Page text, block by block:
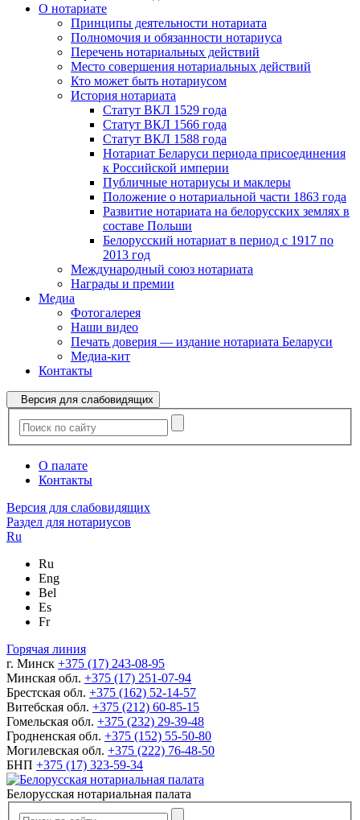
О нотариате
Принципы деятельности нотариата
Полномочия и обязанности нотариуса
Перечень нотариальных действий
Место совершения нотариальных действий
Кто может быть нотариусом
История нотариата
Статут ВКЛ 1529 года
Статут ВКЛ 1566 года
Статут ВКЛ 1588 года
Нотариат Беларуси периода присоединения
к Российской империи
Публичные нотариусы и маклеры
Положение о нотариальной части 1863 года
Развитие нотариата на белорусских землях в
составе Польши
Белорусский нотариат в период с 1917 по
2013 год
Международный союз нотариата
Награды и премии
Медиа
Фотогалерея
Наши видео
Печать доверия — издание нотариата Беларуси
Медиа-кит
Контакты
Версия для слабовидящих
О палате
Контакты
Версия для слабовидящих
Раздел для нотариусов
Ru
Ru
Eng
Bel
Es
Fr
Горячая линия
г. Минск +375 (17) 243-08-95
Минская обл. +375 (17) 251-07-94
Брестская обл. +375 (162) 52-14-57
Витебская обл. +375 (212) 60-85-15
Гомельская обл. +375 (232) 29-39-48
Гродненская обл. +375 (152) 55-50-80
Могилевская обл. +375 (222) 76-48-50
БНП +375 (17) 323-59-34
Белорусская нотариальная палата